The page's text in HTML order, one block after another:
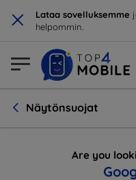
× Lataa sovelluksemme
helpommin.
Näytönsuojat
Are you